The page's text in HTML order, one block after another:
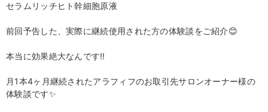
セラムリッチヒト幹細胞原液
前回予告した、実際に継続使用された方の体験談をご紹介😊
本当に効果絶大なんです‼️
月1本4ヶ月継続されたアラフィフのお取引先サロンオーナー様の
体験談です✨